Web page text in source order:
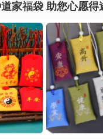
家福袋 助您心愿得